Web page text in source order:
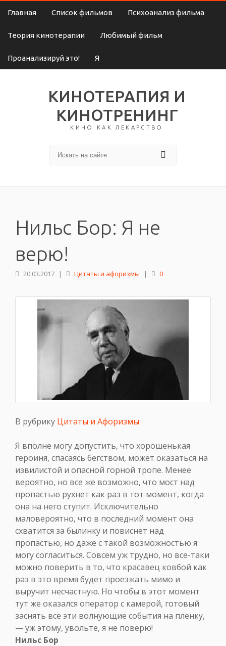
Главная Список фильмов Психоанализ фильма
Теория кинотерапии Любимый фильм
Проанализируй это! Я
КИНОТЕРАПИЯ И
КИНОТРЕНИНГ
КИНО КАК ЛЕКАРСТВО
Нильс Бор: Я не
верю!
20.03.2017 | Цитаты и афоризмы | 0
В рубрику Цитаты и Афоризмы
Я вполне могу допустить, что хорошенькая
героиня, спасаясь бегством, может оказаться на
извилистой и опасной горной тропе. Менее
вероятно, но все же возможно, что мост над
пропастью рухнет как раз в тот момент, когда
она на него ступит. Исключительно
маловероятно, что в последний момент она
схватится за былинку и повиснет над
пропастью, но даже с такой возможностью я
могу согласиться. Совсем уж трудно, но все-таки
можно поверить в то, что красавец ковбой как
раз в это время будет проезжать мимо и
выручит несчастную. Но чтобы в этот момент
тут же оказался оператор с камерой, готовый
заснять все эти волнующие события на пленку,
— уж этому, увольте, я не поверю!
Нильс Бор